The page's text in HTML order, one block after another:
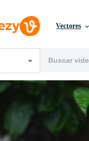
Vectores